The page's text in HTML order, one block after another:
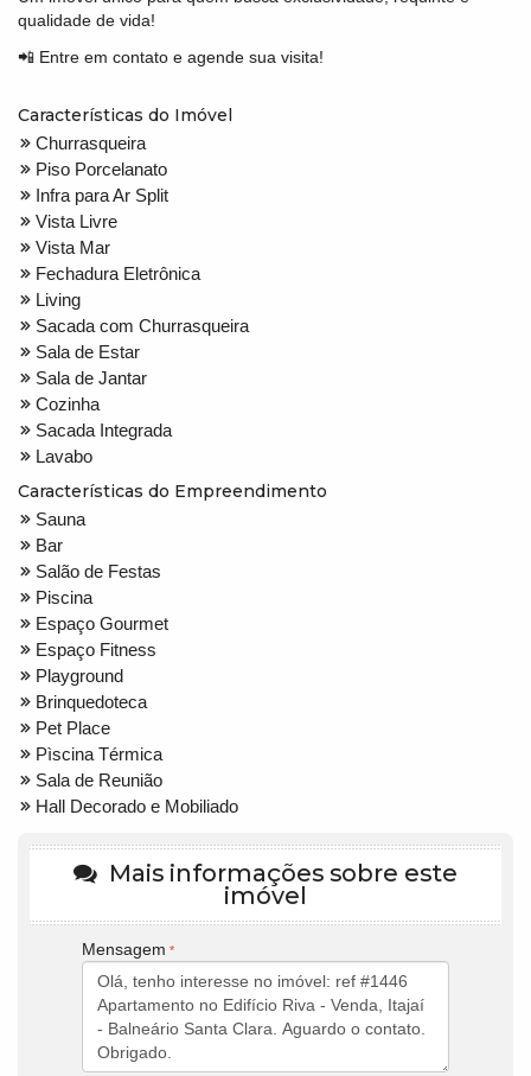
qualidade de vida!
📲 Entre em contato e agende sua visita!
Características do Imóvel
Churrasqueira
Piso Porcelanato
Infra para Ar Split
Vista Livre
Vista Mar
Fechadura Eletrônica
Living
Sacada com Churrasqueira
Sala de Estar
Sala de Jantar
Cozinha
Sacada Integrada
Lavabo
Características do Empreendimento
Sauna
Bar
Salão de Festas
Piscina
Espaço Gourmet
Espaço Fitness
Playground
Brinquedoteca
Pet Place
Pìscina Térmica
Sala de Reunião
Hall Decorado e Mobiliado
Mais informações sobre este
imóvel
Mensagem